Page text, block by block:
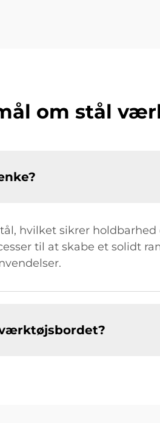
om stål
hvilket sikrer
til at skabe et solidt